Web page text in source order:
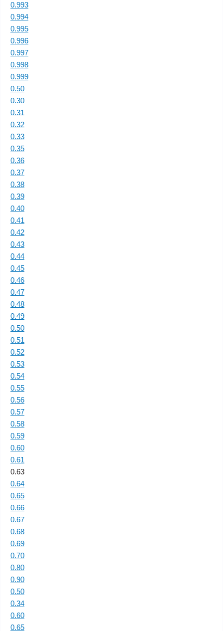
0.993
0.994
0.995
0.996
0.997
0.998
0.999
0.50
0.30
0.31
0.32
0.33
0.35
0.36
0.37
0.38
0.39
0.40
0.41
0.42
0.43
0.44
0.45
0.46
0.47
0.48
0.49
0.50
0.51
0.52
0.53
0.54
0.55
0.56
0.57
0.58
0.59
0.60
0.61
0.63
0.64
0.65
0.66
0.67
0.68
0.69
0.70
0.80
0.90
0.50
0.34
0.60
0.65